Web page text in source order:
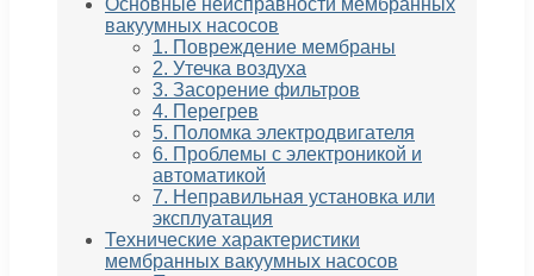
Основные неисправности мембранных
вакуумных насосов
1. Повреждение мембраны
2. Утечка воздуха
3. Засорение фильтров
4. Перегрев
5. Поломка электродвигателя
6. Проблемы с электроникой и
автоматикой
7. Неправильная установка или
эксплуатация
Технические характеристики
мембранных вакуумных насосов